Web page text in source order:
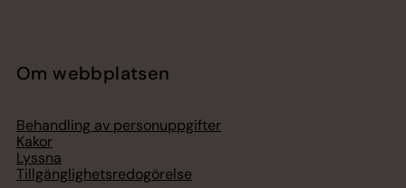
Om webbplatsen
Behandling av personuppgifter
Kakor
Lyssna
Tillgänglighetsredogörelse